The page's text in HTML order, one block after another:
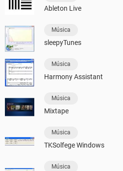
Ableton Live
Música
sleepyTunes
Música
Harmony Assistant
Música
Mixtape
Música
TKSolfege Windows
Música